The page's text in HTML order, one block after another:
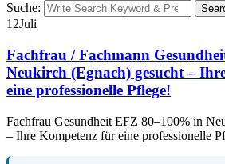
Suche:
12Juli
Fachfrau / Fachmann
Neukirch (Egnach) gesucht –
eine professionelle Pflege!
Fachfrau Gesundheit EFZ 80–100% in
– Ihre Kompetenz für eine professionelle